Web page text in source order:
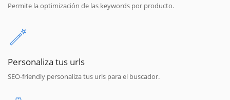
Permite la optimización de las keywords por producto.
Personaliza tus urls
SEO-friendly personaliza tus urls para el buscador.